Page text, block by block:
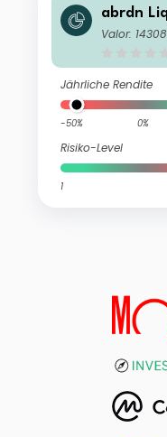
abrdn
r Fund Z-
Valor:
Jährliche Rendite
-50% 0%
Risiko-Level
1